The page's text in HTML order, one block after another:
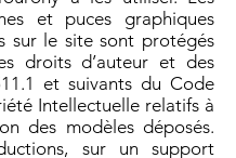
et puces graphiques
sur le site sont protégés
droits d’auteur et des
et suivants du Code
Intellectuelle relatifs à
des modèles déposés.
sur un support